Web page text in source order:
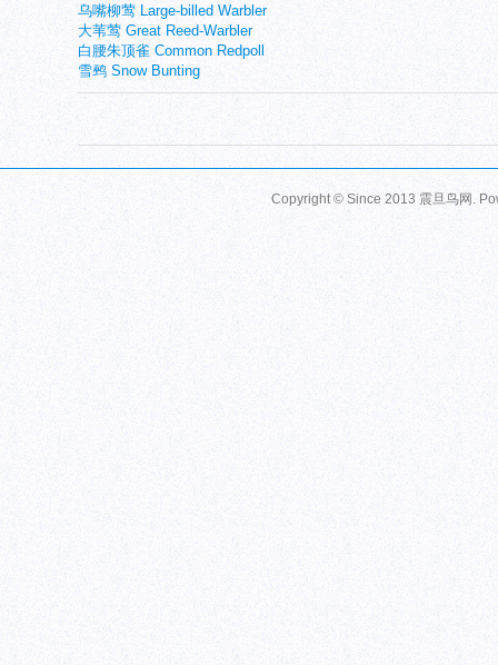
乌嘴柳莺 Large-billed Warbler
大苇莺 Great Reed-Warbler
白腰朱顶雀 Common Redpoll
雪鹀 Snow Bunting
Copyright © Since 2013 震旦鸟网 .